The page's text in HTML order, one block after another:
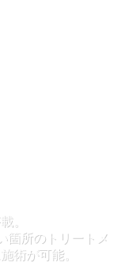
。
箇所のトリートメ
術が可能。